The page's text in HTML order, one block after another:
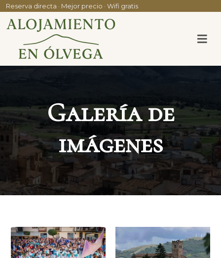
Reserva directa · Mejor precio · Wifi gratis
Galería de
imágenes